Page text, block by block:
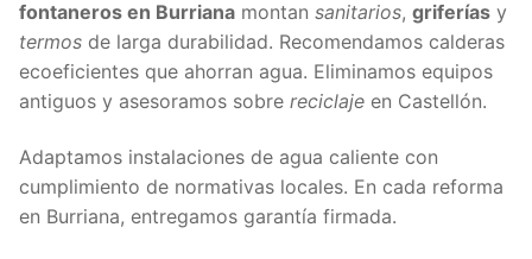
fontaneros en Burriana montan sanitarios, griferías y
termos de larga durabilidad. Recomendamos calderas
ecoeficientes que ahorran agua. Eliminamos equipos
antiguos y asesoramos sobre reciclaje en Castellón.
Adaptamos instalaciones de agua caliente con
cumplimiento de normativas locales. En cada reforma
en Burriana, entregamos garantía firmada.